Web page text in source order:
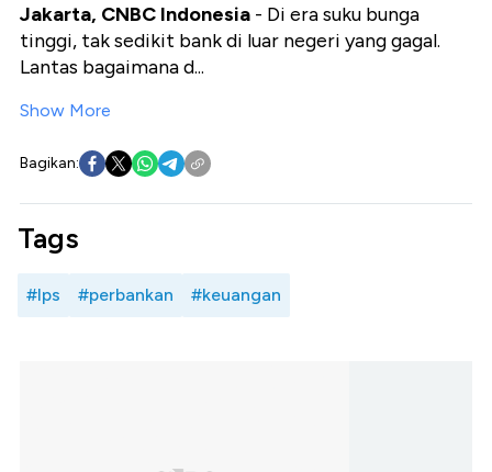
Jakarta, CNBC Indonesia - Di era suku bunga
tinggi, tak sedikit bank di luar negeri yang gagal.
Lantas bagaimana d...
Show More
Bagikan:
Tags
#lps #perbankan #keuangan